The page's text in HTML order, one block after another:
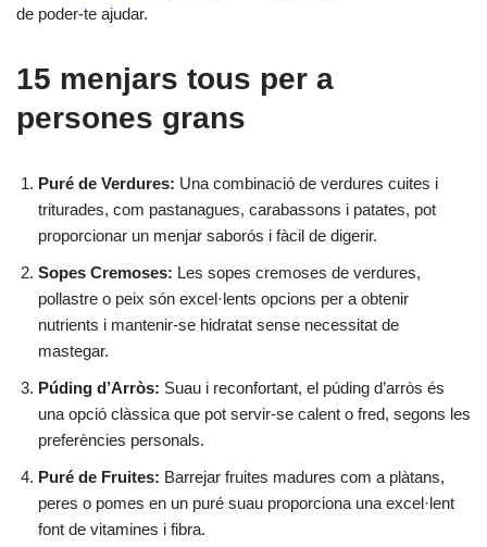
de poder-te ajudar.
15 menjars tous per a
persones grans
Puré de Verdures: Una combinació de verdures cuites i
triturades, com pastanagues, carabassons i patates, pot
proporcionar un menjar saborós i fàcil de digerir.
Sopes Cremoses: Les sopes cremoses de verdures,
pollastre o peix són excel·lents opcions per a obtenir
nutrients i mantenir-se hidratat sense necessitat de
mastegar.
Púding d’Arròs: Suau i reconfortant, el púding d’arròs és
una opció clàssica que pot servir-se calent o fred, segons les
preferències personals.
Puré de Fruites: Barrejar fruites madures com a plàtans,
peres o pomes en un puré suau proporciona una excel·lent
font de vitamines i fibra.